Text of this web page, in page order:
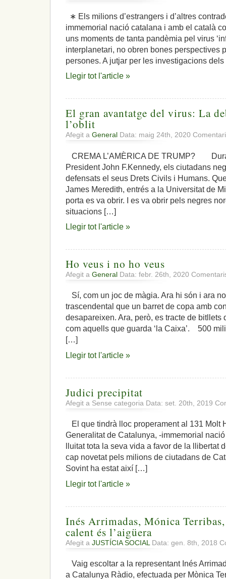
∗ Els milions d’estrangers i d’altres
immemorial nació catalana i amb el català
uns moments de tanta pandèmia pel virus
interplanetari, no obren bones perspectives
persones. A jutjar per les investigacions
Llegir tot l'article »
El gran avantatge del virus: La
l’oblit
Afegit a General Data: maig 24th, 2020
CREMA L’AMÈRICA DE TRUMP?
President John F.Kennedy, els ciutadans
defensats el seus Drets Civils i Humans.
James Meredith, entrés a la Universitat de
porta es va obrir. I es va obrir pels negres
situacions […]
Llegir tot l'article »
Ho veus i no ho veus
Afegit a General Data: febr. 26th, 2020
Sí, com un joc de màgia. Ara hi són i ara
trascendental que un barret de copa amb
desapareixen. Ara, però, es tracte de bitllets
com aquells que guarda ‘la Caixa’. 500
[…]
Llegir tot l'article »
Judici precipitat
Afegit a Sense categoria Data: set. 20th, 2019
El que tindrà lloc properament al 131 Molt
Generalitat de Catalunya, -immemorial
lluitat tota la seva vida a favor de la
cap novetat pels milions de ciutadans de
Sovint ha estat així […]
Llegir tot l'article »
Inés Arrimadas, Mónica
calent és l’aigüera
Afegit a JUSTÍCIA SOCIAL Data: gen. 8th, 2018
Vaig escoltar a la representant Inés
a Catalunya Ràdio, efectuada per Mònica